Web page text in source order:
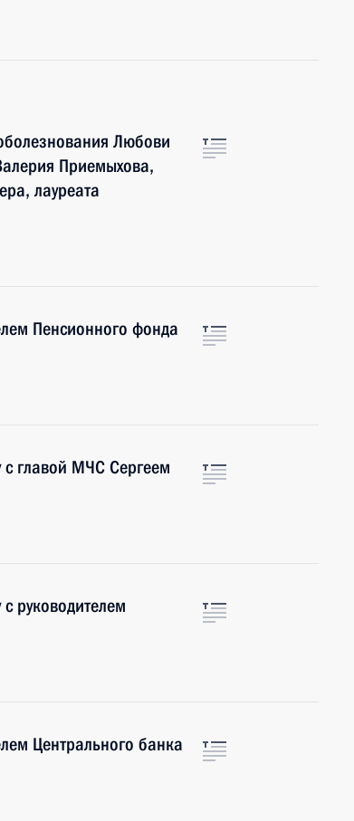
Любови
Приемыхова,
лауреата
Пенсионного фонда
с главой МЧС Сергеем
руководителем
Центрального банка